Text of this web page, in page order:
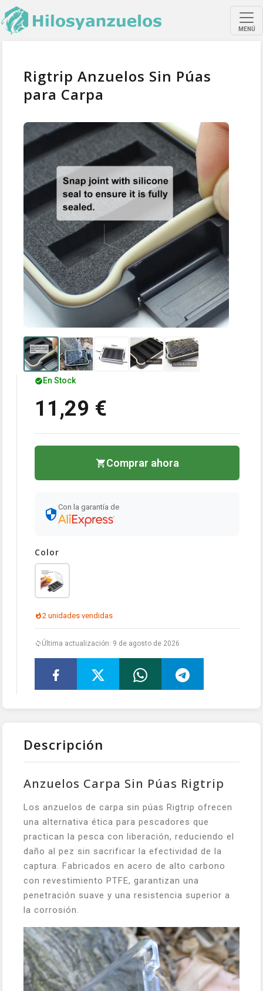
MENÚ
Rigtrip Anzuelos Sin Púas
para Carpa
En Stock
11,29 €
Comprar ahora
Con la garantía de
Color
2 unidades vendidas
Última actualización: 9 de agosto de 2026
Descripción
Anzuelos Carpa Sin Púas Rigtrip
Los anzuelos de carpa sin púas Rigtrip ofrecen
una alternativa ética para pescadores que
practican la pesca con liberación, reduciendo el
daño al pez sin sacrificar la efectividad de la
captura. Fabricados en acero de alto carbono
con revestimiento PTFE, garantizan una
penetración suave y una resistencia superior a
la corrosión.